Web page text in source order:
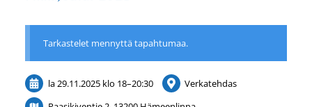
Tarkastelet mennyttä tapahtumaa.
la 29.11.2025 klo 18–20:30
Verkatehdas